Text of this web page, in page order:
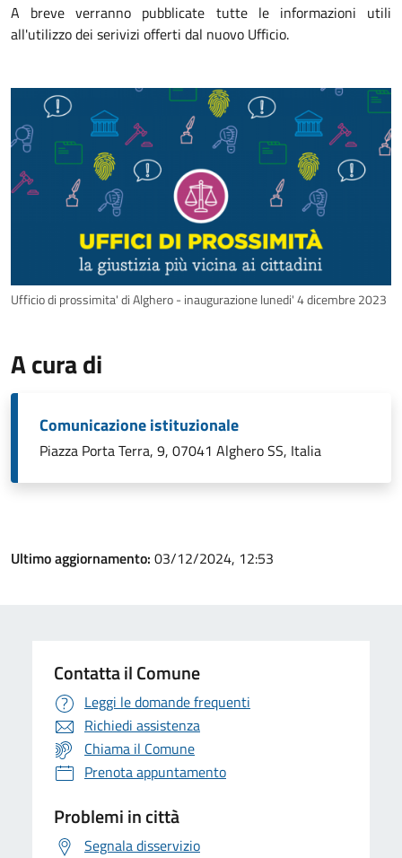
A breve verranno pubblicate tutte le informazioni utili
all'utilizzo dei serivizi offerti dal nuovo Ufficio.
Ufficio di prossimita' di Alghero - inaugurazione lunedi' 4 dicembre 2023
A cura di
Comunicazione istituzionale
Piazza Porta Terra, 9, 07041 Alghero SS, Italia
Ultimo aggiornamento: 03/12/2024, 12:53
Contatta il Comune
Leggi le domande frequenti
Richiedi assistenza
Chiama il Comune
Prenota appuntamento
Problemi in città
Segnala disservizio